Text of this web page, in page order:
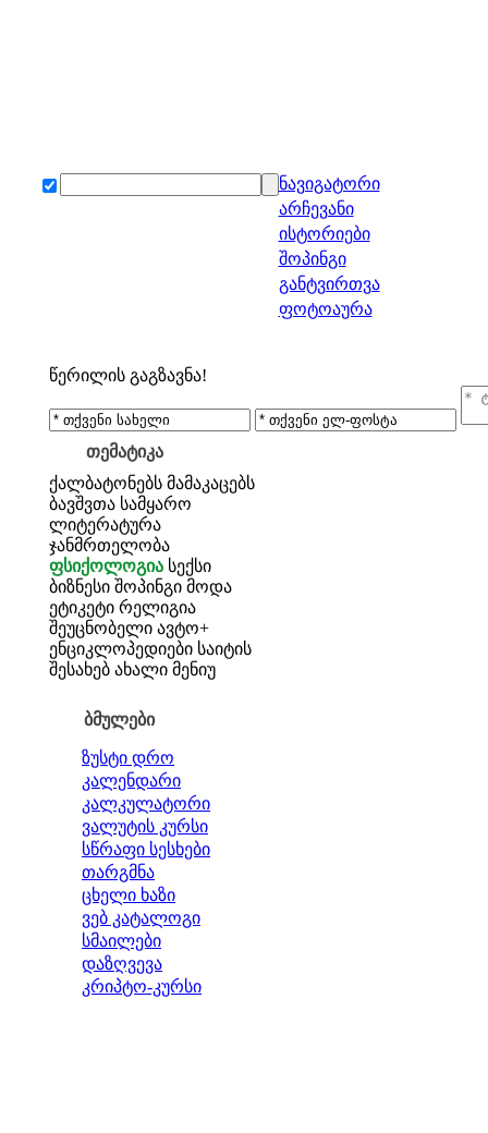
ნავიგატორი
არჩევანი
ისტორიები
შოპინგი
განტვირთვა
ფოტოაურა
წერილის გაგზავნა!
თემატიკა
ქალბატონებს მამაკაცებს
ბავშვთა სამყარო
ლიტერატურა
ჯანმრთელობა
ფსიქოლოგია სექსი
ბიზნესი შოპინგი მოდა
ეტიკეტი რელიგია
შეუცნობელი ავტო+
ენციკლოპედიები საიტის
შესახებ ახალი მენიუ
ბმულები
ზუსტი დრო
კალენდარი
კალკულატორი
ვალუტის კურსი
სწრაფი სესხები
თარგმნა
ცხელი ხაზი
ვებ კატალოგი
სმაილები
დაზღვევა
კრიპტო-კურსი